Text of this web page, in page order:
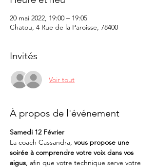
20 mai 2022, 19:00 – 19:05
Chatou, 4 Rue de la Paroisse, 78400
Invités
Voir tout
À propos de l'événement
Samedi 12 Février
La coach Cassandra, vous propose une
soirée à comprendre votre voix dans vos
aigus, afin que votre technique serve votre